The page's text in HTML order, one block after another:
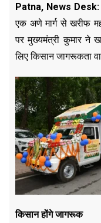
Patna, News Desk:
एक अणे मार्ग से खरीफ
पर मुख्यमंत्री कुमार ने
लिए किसान जागरूकता
किसान होंगे जागरूक